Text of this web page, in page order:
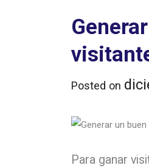
Posted on
Para ganar